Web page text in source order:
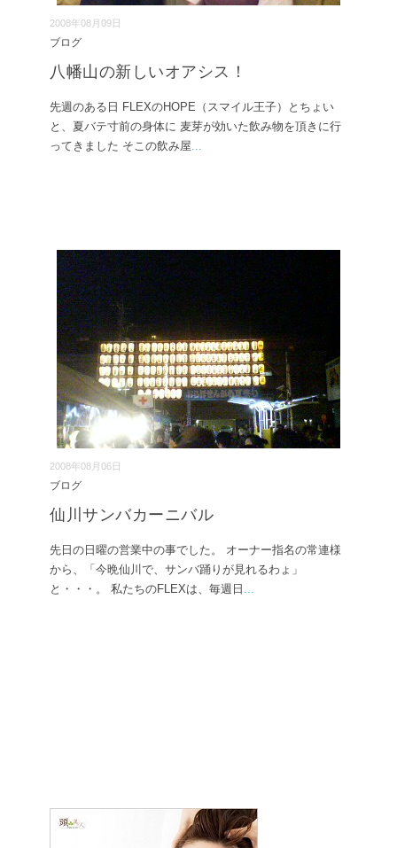
2008年08月09日
ブログ
八幡山の新しいオアシス！
先週のある日 FLEXのHOPE（スマイル王子）とちょい
と、夏バテ寸前の身体に 麦芽が効いた飲み物を頂きに行
ってきました そこの飲み屋...
2008年08月06日
ブログ
仙川サンバカーニバル
先日の日曜の営業中の事でした。 オーナー指名の常連様
から、「今晩仙川で、サンバ踊りが見れるわょ」
と・・・。 私たちのFLEXは、毎週日 ...